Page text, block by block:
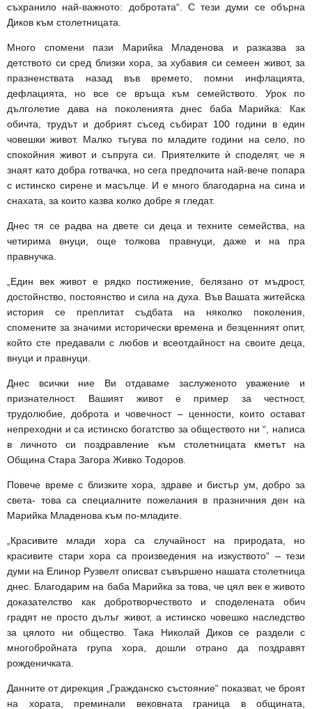
съхранило най-важното: добротата“. С тези думи се обърна
Диков към столетницата.
Много спомени пази Марийка Младенова и разказва за
детството си сред близки хора, за хубавия си семеен живот, за
празненствата назад във времето, помни инфлацията,
дефлацията, но все се връща към семейството. Урок по
дълголетие дава на поколенията днес баба Марийка: Как
обичта, трудът и добрият съсед събират 100 години в един
човешки живот. Малко тъгува по младите години на село, по
спокойния живот и съпруга си. Приятелките ѝ споделят, че я
знаят като добра готвачка, но сега предпочита най-вече попара
с истинско сирене и масълце. И е много благодарна на сина и
снахата, за които казва колко добре я гледат.
Днес тя се радва на двете си деца и техните семейства, на
четирима внуци, още толкова правнуци, даже и на пра
правнучка.
„Един век живот е рядко постижение, белязано от мъдрост,
достойнство, постоянство и сила на духа. Във Вашата житейска
история се преплитат съдбата на няколко поколения,
спомените за значими исторически времена и безценният опит,
който сте предавали с любов и всеотдайност на своите деца,
внуци и правнуци.
Днес всички ние Ви отдаваме заслуженото уважение и
признателност. Вашият живот е пример за честност,
трудолюбие, доброта и човечност – ценности, които остават
непреходни и са истинско богатство за обществото ни “, написа
в личното си поздравление към столетницата кметът на
Община Стара Загора Живко Тодоров.
Повече време с близките хора, здраве и бистър ум, добро за
света- това са специалните пожелания в празничния ден на
Марийка Младенова към по-младите.
„Красивите млади хора са случайност на природата, но
красивите стари хора са произведения на изкуството“ – тези
думи на Елинор Рузвелт описват съвършено нашата столетница
днес. Благодарим на баба Марийка за това, че цял век е живото
доказателство как добротворчеството и споделената обич
градят не просто дълъг живот, а истинско човешко наследство
за цялото ни общество. Така Николай Диков се раздели с
многобройната група хора, дошли отрано да поздравят
рожденичката.
Данните от дирекция „Гражданско състояние“ показват, че броят
на хората, преминали вековната граница в общината,